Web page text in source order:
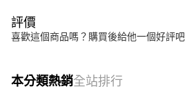
評價
喜歡這個商品嗎？購買後給他一個好評吧
本分類熱銷全站排行